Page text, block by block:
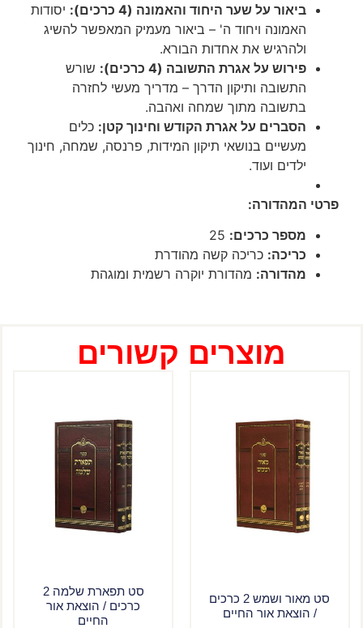
ביאור על שער היחוד והאמונה (4 כרכים):
יסודות
האמונה ויחוד ה' – ביאור מעמיק המאפשר להשיג
ולהרגיש את אחדות הבורא.
פירוש על אגרת התשובה (4 כרכים):
שורש
התשובה ותיקון הדרך – מדריך מעשי לחזרה
בתשובה מתוך שמחה ואהבה.
הסברים על אגרת הקודש וחינוך קטן:כלים
מעשיים בנושאי תיקון המידות, פרנסה, שמחה, חינוך
ילדים ועוד.
פרטי המהדורה:
מספר כרכים:25
כריכה:כריכה קשה מהודרת
מהדורה:מהדורת יוקרה רשמית ומוגהת
מוצרים קשורים
סט מאור ושמש 2 כרכים
/ הוצאת אור החיים
סט תפארת שלמה 2
כרכים / הוצאת אור
החיים